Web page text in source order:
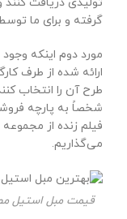
گرفته و برای ما
مورد دوم اینکه
ارائه شده از طرف
طرح آن را انتخاب
شخصاً به پارچه
فیلم زنده از مجموعه
می‌گذاریم.
قیمت مبل استیل